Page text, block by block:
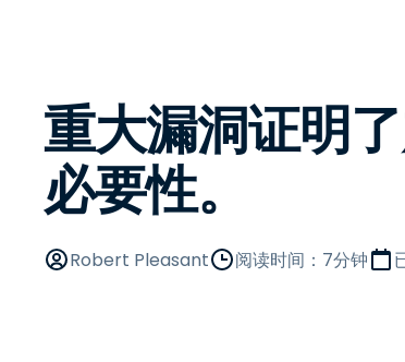
MSP
OEM
远程学习
联系
重大漏洞证明
必要性。
Robert Pleasant 阅读时间：7分钟